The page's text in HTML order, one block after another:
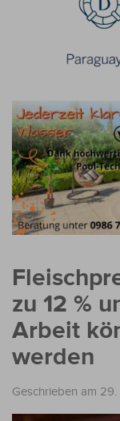
zu 12 %
Arbeit
werden
Geschrieben am